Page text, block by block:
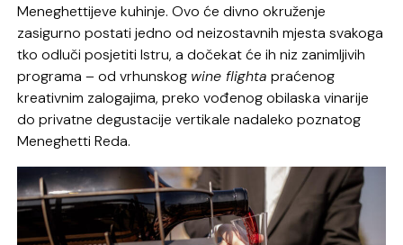
Meneghettijeve kuhinje. Ovo će divno okruženje
zasigurno postati jedno od neizostavnih mjesta svakoga
tko odluči posjetiti Istru, a dočekat će ih niz zanimljivih
programa – od vrhunskog wine flighta praćenog
kreativnim zalogajima, preko vođenog obilaska vinarije
do privatne degustacije vertikale nadaleko poznatog
Meneghetti Reda.